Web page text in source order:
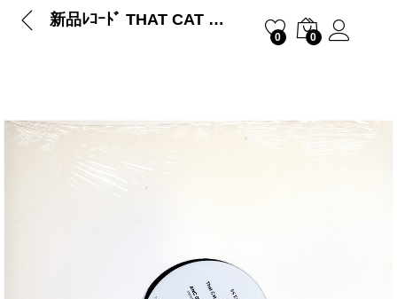
新品ﾚｺｰﾄﾞ THAT CAT NAT – ROCK IT
0 0